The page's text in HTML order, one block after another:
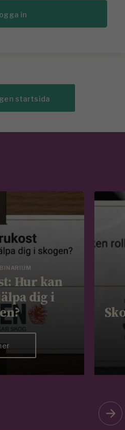
in
startsida
Hur kan
dig i